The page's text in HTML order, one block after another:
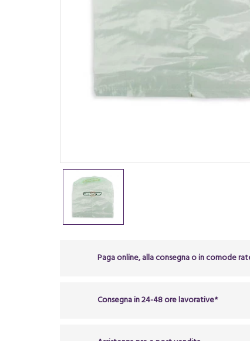
Paga online, alla consegna o in comode
Consegna in 24-48 ore lavorative*